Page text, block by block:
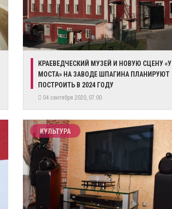
КРАЕВЕДЧЕСКИЙ МУЗЕЙ И НОВУЮ СЦЕНУ «У
МОСТА» НА ЗАВОДЕ ШПАГИНА ПЛАНИРУЮТ
ПОСТРОИТЬ В 2024 ГОДУ
04 сентября 2020, 07:00
КУЛЬТУРА